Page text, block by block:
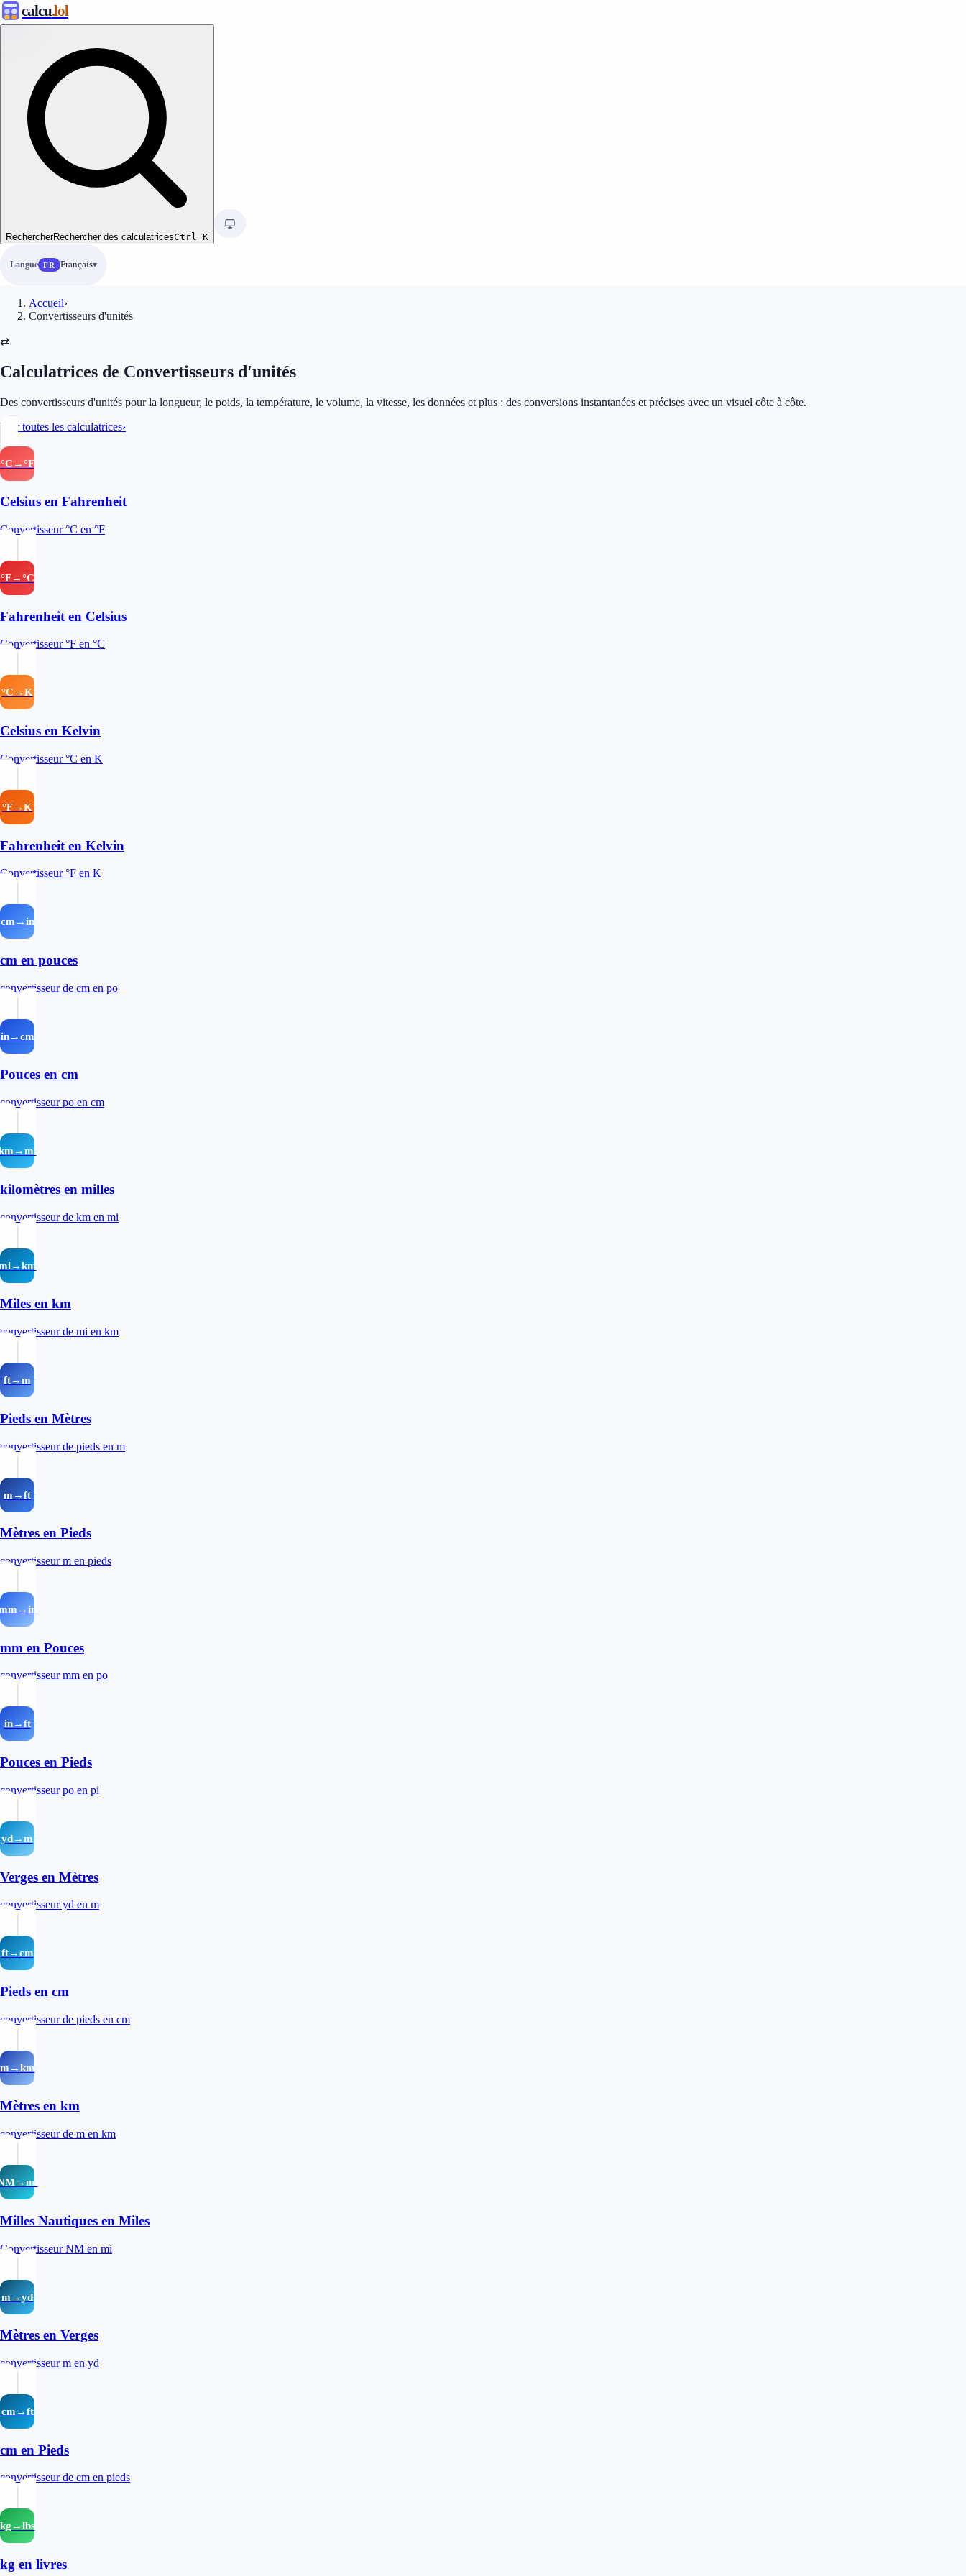
calcu.lol
RechercherRechercher des calculatricesCtrl K
Langue FR Français
Accueil›
Convertisseurs d'unités
⇄
Calculatrices de Convertisseurs d'unités
Des convertisseurs d'unités pour la longueur, le poids, la température, le volume, la vitesse, les données et plus : des conversions instantanées et précises avec un visuel côte à côte.
Voir toutes les calculatrices›
°C→°F
Celsius en Fahrenheit
Convertisseur °C en °F
°F→°C
Fahrenheit en Celsius
Convertisseur °F en °C
°C→K
Celsius en Kelvin
Convertisseur °C en K
°F→K
Fahrenheit en Kelvin
Convertisseur °F en K
cm→in
cm en pouces
convertisseur de cm en po
in→cm
Pouces en cm
convertisseur po en cm
kilomètres en milles
convertisseur de km en mi
Miles en km
convertisseur de mi en km
ft→m
Pieds en Mètres
convertisseur de pieds en m
m→ft
Mètres en Pieds
convertisseur m en pieds
mm en Pouces
convertisseur mm en po
in→ft
Pouces en Pieds
convertisseur po en pi
yd→m
Verges en Mètres
convertisseur yd en m
ft→cm
Pieds en cm
convertisseur de pieds en cm
m→km
Mètres en km
convertisseur de m en km
Milles Nautiques en Miles
Convertisseur NM en mi
m→yd
Mètres en Verges
convertisseur m en yd
cm→ft
cm en Pieds
convertisseur de cm en pieds
kg→lbs
kg en livres